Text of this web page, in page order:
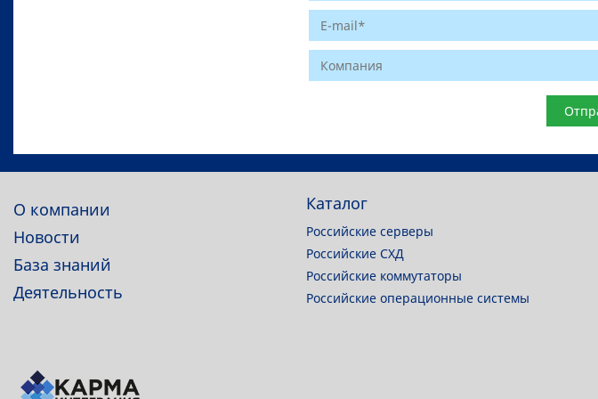
О компании
Новости
База знаний
Деятельность
Каталог
Российские серверы
Российские СХД
Российские коммутаторы
Российские операционные системы